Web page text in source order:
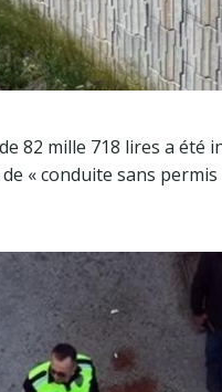
82 mille 718 lires a été
« conduite sans